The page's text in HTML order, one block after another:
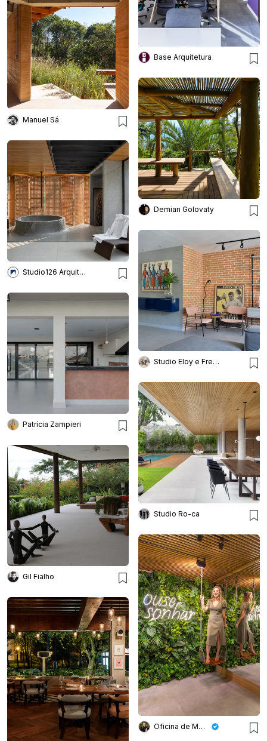
Base Arquitetura
Manuel Sá
Demian Golovaty
Studio126 Arquitetura
Studio Eloy e Freitas Arquitetura
Patrícia Zampieri
Studio Ro-ca
Gil Fialho
Oficina de Morar